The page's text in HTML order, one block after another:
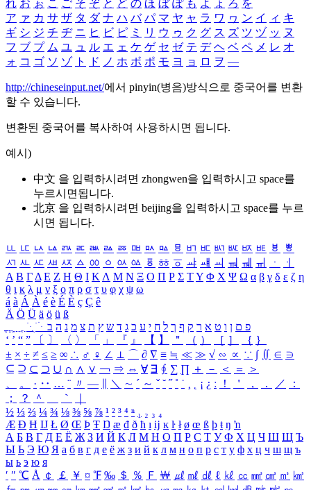
れ お ぉ こ ご そ ぞ と ど の ほ ぼ ぽ も よ ょ ろ を
ア ァ カ サ ザ タ ダ ナ ハ バ パ マ ヤ ャ ラ ワ ヮ ン イ ィ キ
ギ シ ジ チ ヂ ニ ヒ ビ ピ ミ リ ウ ゥ ク グ ス ズ ツ ヅ ッ ヌ
フ ブ プ ム ユ ュ ル エ ェ ケ ゲ セ ゼ テ デ ヘ ベ ペ メ レ オ
ォ コ ゴ ソ ゾ ト ド ノ ホ ボ ポ モ ヨ ョ ロ ヲ ―
http://chineseinput.net/에서 pinyin(병음)방식으로 중국어를 변환
할 수 있습니다.
변환된 중국어를 복사하여 사용하시면 됩니다.
예시)
中文 을 입력하시려면 zhongwen을 입력하시고 space를
누르시면됩니다.
北京 을 입력하시려면 beijing을 입력하시고 space를 누르
시면 됩니다.
ㅥ ㅦ ㅧ ㅨ ㅩ ㅪ ㅫ ㅬ ㅭ ㅮ ㅯ ㅰ ㅱ ㅲ ㅳ ㅴ ㅵ ㅶ ㅷ ㅸ
ㅹ
ㅺ ㅻ ㅼ ㅽ ㅾ ㅿ ㆀ ㆁ ㆂ ㆃ ㆄ ㆅ ㆆ ㆇ ㆈ ㆉ ㆊ ㆋ ㆌ ㆍ
ㆎ
Α Β ΓΔ Ε Ζ Η Θ Ι ΚΛ Μ Ν Ξ Ο Π Ρ Σ ΤΥ Φ Χ Ψ Ω α β γ δ ε ζ η
θ ι κ λ μ ν ξ ο π ρ σ τ υ φ χ ψ ω
á à Á À é è É È ç Ç ê
Ä Ö Ü ä ö ü ß
ִֶֹ ֻּ ׁׂ פ ם ן ו ט א ר ק ף ך ל ח י ע כ ג ד ש ץ ת צ מ נ ה ב
‘ ’ “ ” 〔 〕 〈 〉 「 」 『 』 【 】 ＂ （ ） ［ ］ ｛ ｝
± × ÷ ≠ ≤ ≥ ∞ ∴ ♂ ♀ ∠ ⊥ ⌒ ∂ ∇ ≡ ≒ ≪ ≫ √ ∽ ∝ ∵ ∫ ∬ ∈ ∋
⊆ ⊇ ⊂ ⊃ ∪ ∩ ∧ ∨ ￢ ⇒ ⇔ ∀ ∃ ∮ ∑ ∏ ＋ － ＜ ＝
＞
、
。 · ‥ … ¨ 〃 ― ＼ ∼ ´ ～ ˇ ˘ ˝ ˚ ˙ ¸ ¡ ¿ ː ！ ＇ ， ． ／
：
；
？ ＾ ｀
½ ⅓ ⅔ ¼ ¾ ⅛ ⅜ ⅝ ⅞ ¹ ² ³ ⁴ ⁿ ₁ ₂ ₃ ₄
Æ Ð Ħ Ĳ Ł Ø Œ Þ Ŧ Ŋ æ đ ð ħ ı ĳ ĸ ŀ ł ø œ ß þ ŧ ŋ ŉ
А Б В Г Д Е Ё Ж З И Й К Л М Н О П Р С Т У Ф Х Ц Ч Ш Щ Ъ
Ы Ь Э Ю Я а б в г д е ё ж з и й к л м н о п р с т у ф х ц ч ш щ ъ
ы ь э ю я
′ ″ ℃ Å ￠ ￡ ￥ ¤ ℉ ‰ ＄ ％ Ｆ ￦ ㎕ ㎖ ㎗ ℓ ㎘ ㏄ ㎣ ㎤ ㎥ ㎦